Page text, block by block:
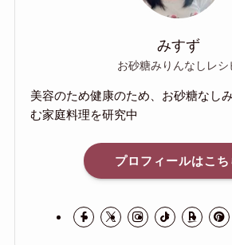
みすず
お砂糖みりんなしレシ
美容のため健康のため、お砂糖なし
む家庭料理を研究中
プロフィールはこち